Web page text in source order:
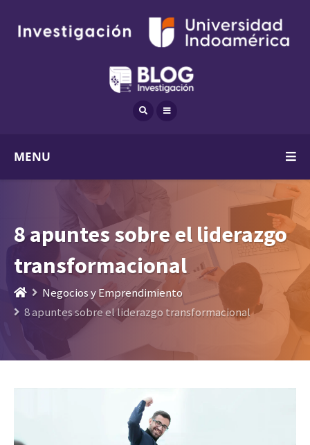
MENU
8 apuntes sobre el liderazgo
transformacional
Negocios y Emprendimiento
8 apuntes sobre el liderazgo transformacional